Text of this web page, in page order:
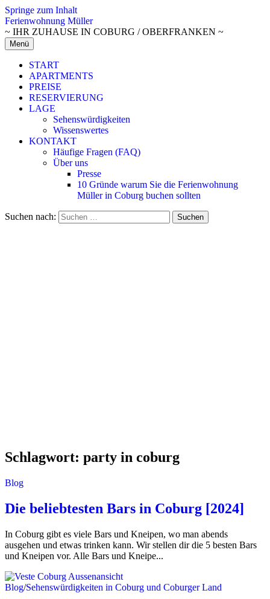
Springe zum Inhalt
Ferienwohnung Müller
~ IHR ZUHAUSE IN COBURG / OBERFRANKEN ~
Menü
START
APARTMENTS
PREISE
RESERVIERUNG
LAGE
Sehenswürdigkeiten
Wissenswertes
KONTAKT
Häufige Fragen (FAQ)
Über uns
Presse
10 Gründe warum Sie die Ferienwohnung
Müller in Coburg buchen sollten
Suchen nach:
Schlagwort: party in coburg
Blog
Die beliebtesten Bars in Coburg [2024]
In Coburg gibt es viele Bars und Kneipen, wo man abends
ausgehen und etwas trinken kann. Wir stellen dir die 5 besten Bars
und Kneipen vor. Alle Bars und Kneipe...
Blog/Sehenswürdigkeiten in Coburg und Coburger Land